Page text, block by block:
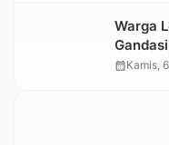
Warga
calendar_monthKamis,